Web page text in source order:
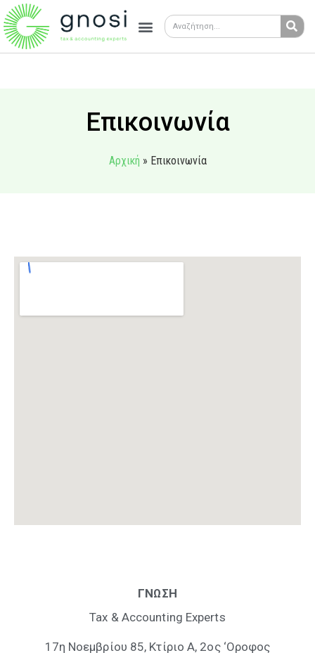
Επικοινωνία
Αρχική » Επικοινωνία
ΓΝΩΣΗ
Tax & Accounting Experts
17η Νοεμβρίου 85, Κτίριο Α, 2ος ‘Oροφος